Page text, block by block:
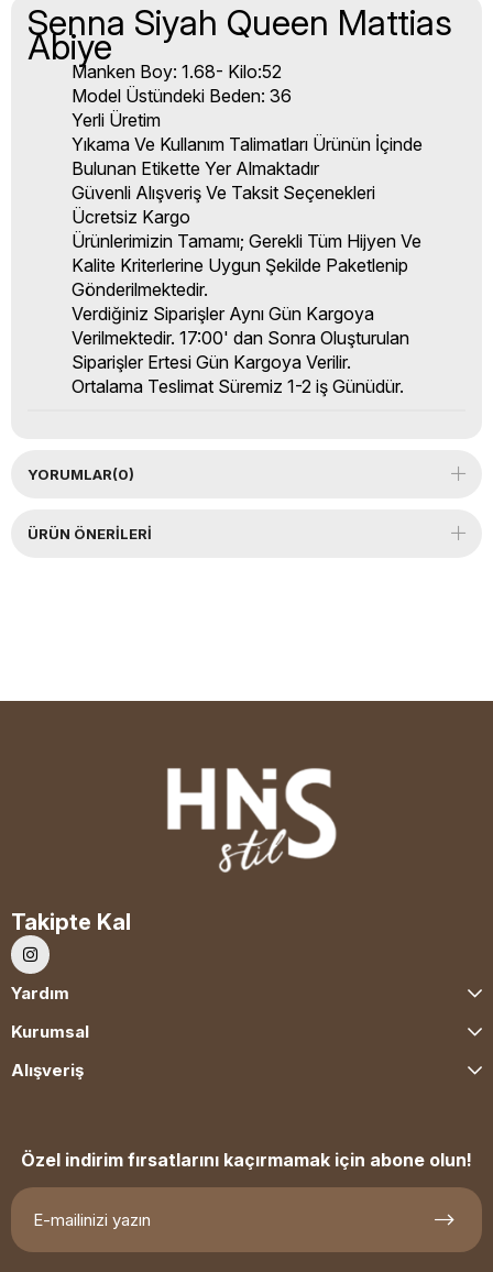
Senna Siyah Queen Mattias
Abiye
Manken Boy: 1.68- Kilo:52
Model Üstündeki Beden: 36
Yerli Üretim
Yıkama Ve Kullanım Talimatları Ürünün İçinde
Bulunan Etikette Yer Almaktadır
Güvenli Alışveriş Ve Taksit Seçenekleri
Ücretsiz Kargo
Ürünlerimizin Tamamı; Gerekli Tüm Hijyen Ve
Kalite Kriterlerine Uygun Şekilde Paketlenip
Gönderilmektedir.
Verdiğiniz Siparişler Aynı Gün Kargoya
Verilmektedir. 17:00' dan Sonra Oluşturulan
Siparişler Ertesi Gün Kargoya Verilir.
Ortalama Teslimat Süremiz 1-2 iş Günüdür.
YORUMLAR(0)
ÜRÜN ÖNERILERI
Takipte Kal
Yardım
Kurumsal
Alışveriş
Özel indirim fırsatlarını kaçırmamak için abone olun!